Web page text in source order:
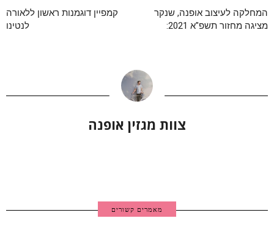
המחלקה לעיצוב אופנה, שנקר
מציגה מחזור תשפ"א 2021:
קמפיין דוגמנות ראשון ללאורה
לנטינו
צוות מגזין אופנה
מאמרים קשורים